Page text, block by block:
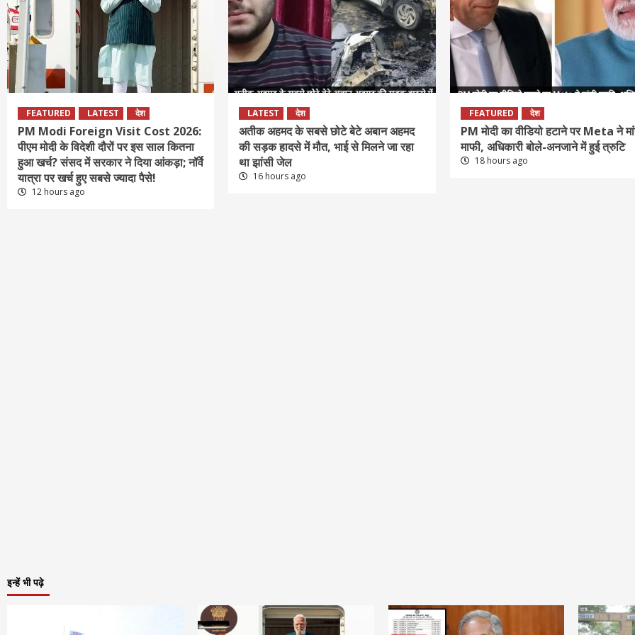
FEATURED LATEST देश
PM Modi Foreign Visit Cost 2026:
पीएम मोदी के विदेशी दौरों पर इस साल कितना
हुआ खर्च? संसद में सरकार ने दिया आंकड़ा; नॉर्वे
यात्रा पर खर्च हुए सबसे ज्यादा पैसे!
12 hours ago
LATEST देश
अतीक अहमद के सबसे छोटे बेटे अबान अहमद
की सड़क हादसे में मौत, भाई से मिलने जा रहा
था झांसी जेल
16 hours ago
FEATURED देश
PM मोदी का वीडियो हटाने पर Meta ने
माफी, अधिकारी बोले-अनजाने में हुई त्रुटि
18 hours ago
इन्हें भी पढ़े